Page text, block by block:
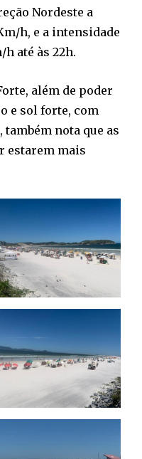
Nordeste a
h, e a intensidade
até às 22h.
além de poder
e sol forte, com
também nota que as
estarem mais